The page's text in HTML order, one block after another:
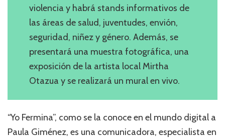
violencia y habrá stands informativos de
las áreas de salud, juventudes, envión,
seguridad, niñez y género. Además, se
presentará una muestra fotográfica, una
exposición de la artista local Mirtha
Otazua y se realizará un mural en vivo.
“Yo Fermina”, como se la conoce en el mundo digital a
Paula Giménez, es una comunicadora, especialista en